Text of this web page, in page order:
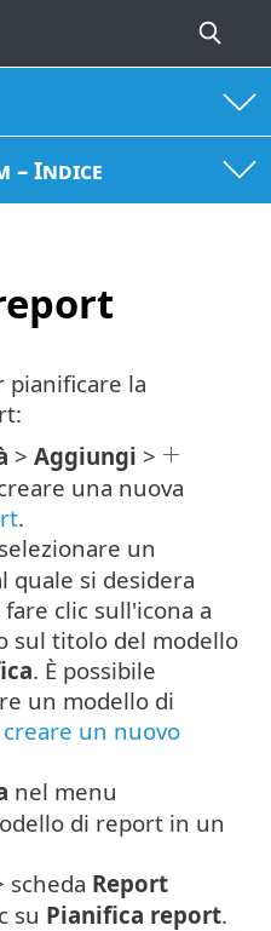
– Indice
pianificare la
> Aggiungi >
una nuova
.
un
quale si desidera
clic sull'icona a
sul titolo del modello
. È possibile
un modello di
creare un nuovo
nel menu
di report in un
scheda Report
su Pianifica report.